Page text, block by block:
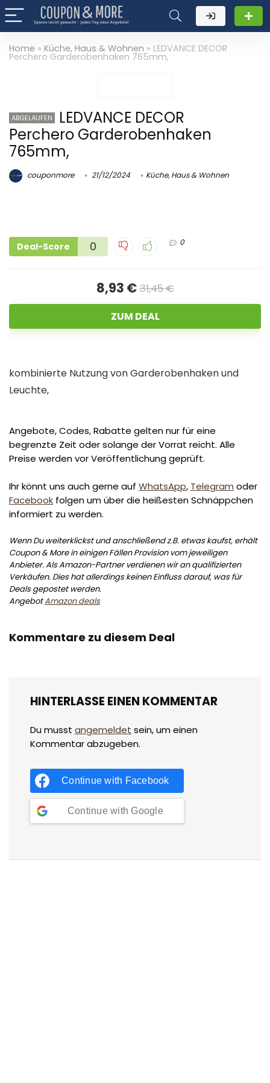
Home » Küche, Haus & Wohnen » LEDVANCE DECOR
Perchero Garderobenhaken 765mm,
ABGELAUFEN
LEDVANCE DECOR
Perchero Garderobenhaken
765mm,
couponmore 21/12/2024 Küche, Haus & Wohnen
Deal-Score 0 0
8,93 €31,45 €
ZUM DEAL
kombinierte Nutzung von Garderobenhaken und
Leuchte,
Angebote, Codes, Rabatte gelten nur für eine
begrenzte Zeit oder solange der Vorrat reicht. Alle
Preise werden vor Veröffentlichung geprüft.
Ihr könnt uns auch gerne auf WhatsApp, Telegram oder
Facebook folgen um über die heißesten Schnäppchen
informiert zu werden.
Wenn Du weiterklickst und anschließend z.B. etwas kaufst, erhält
Coupon & More in einigen Fällen Provision vom jeweiligen
Anbieter. Als Amazon-Partner verdienen wir an qualifizierten
Verkäufen. Dies hat allerdings keinen Einfluss darauf, was für
Deals gepostet werden.
AngebotAmazon deals
Kommentare zu diesem Deal
HINTERLASSE EINEN KOMMENTAR
Du musst angemeldet sein, um einen
Kommentar abzugeben.
Continue with Facebook
Continue with Google